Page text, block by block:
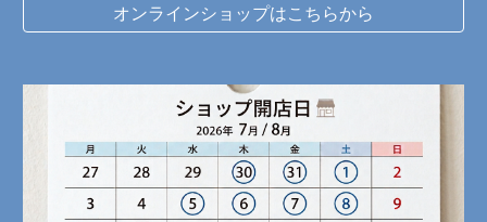
オンラインショップはこちらから